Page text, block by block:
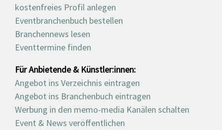
kostenfreies Profil anlegen
Eventbranchenbuch bestellen
Branchennews lesen
Eventtermine finden
Für Anbietende & Künstler:innen:
Angebot ins Verzeichnis eintragen
Angebot ins Branchenbuch eintragen
Werbung in den memo-media Kanälen schalten
Event & News veröffentlichen